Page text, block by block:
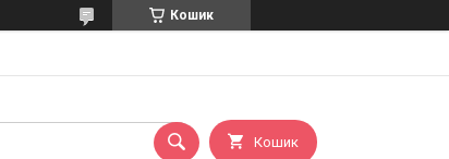
Кошик
Кошик